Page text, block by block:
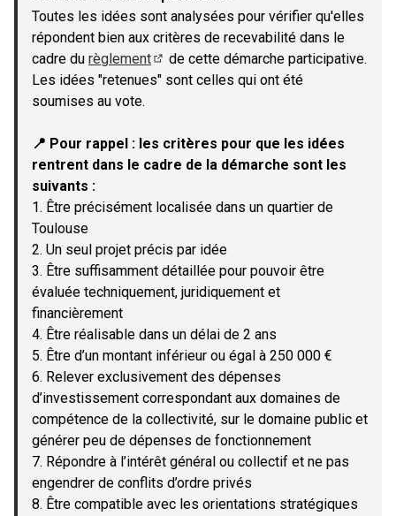
Toutes les idées sont analysées pour vérifier qu'elles
répondent bien aux critères de recevabilité dans le
cadre du règlement
(Lien externe)
de cette démarche participative.
Les idées "retenues" sont celles qui ont été
soumises au vote.
📍 Pour rappel : les critères pour que les idées
rentrent dans le cadre de la démarche sont les
suivants :
1. Être précisément localisée dans un quartier de
Toulouse
2. Un seul projet précis par idée
3. Être suffisamment détaillée pour pouvoir être
évaluée techniquement, juridiquement et
financièrement
4. Être réalisable dans un délai de 2 ans
5. Être d’un montant inférieur ou égal à 250 000 €
6. Relever exclusivement des dépenses
d’investissement correspondant aux domaines de
compétence de la collectivité, sur le domaine public et
générer peu de dépenses de fonctionnement
7. Répondre à l’intérêt général ou collectif et ne pas
engendrer de conflits d’ordre privés
8. Être compatible avec les orientations stratégiques